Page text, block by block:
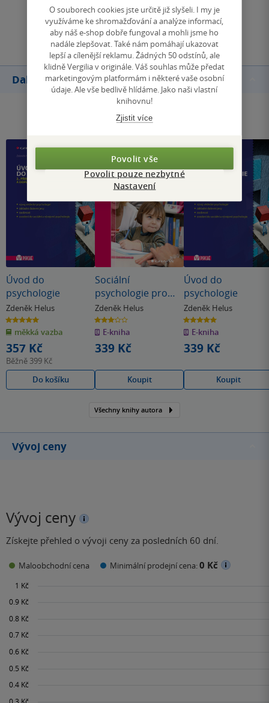
Přidat hodnocení
Další knihy autora
Úvod do
psychologie
Zdeněk Helus
5.0
z
5
hvězdiček
měkká vazba
357 Kč
Běžně 399 Kč
Do košíku
Sociální
psychologie pro
pedagogy
Zdeněk Helus
3.0
z
5
hvězdiček
E-kniha
339 Kč
Koupit
Úvod do
psychologie
Zdeněk Helus
5.0
z
5
hvězdiček
E-kniha
339 Kč
Koupit
Všechny knihy autora
Vývoj ceny
Vývoj ceny
Získejte přehled o vývoji ceny za posledních 60 dní.
Maloobchodní cena Minimální prodejní cena:0 Kč
O souborech cookies jste určitě již slyšeli. I my je
využíváme ke shromažďování a analýze informací,
aby náš e-shop dobře fungoval a mohli jsme ho
nadále zlepšovat. Také nám pomáhají ukazovat
lepší a cílenější reklamu. Žádných 50 odstínů, ale
klidně Vergilia v originále. Váš souhlas může předat
marketingovým platformám i některé vaše osobní
údaje. Ale vše bedlivě hlídáme. Jako naši vlastní
knihovnu!
Zjistit více
Povolit vše
Povolit pouze nezbytné
Nastavení